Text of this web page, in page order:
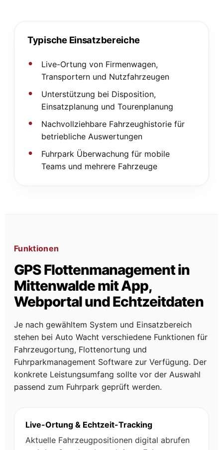
Typische Einsatzbereiche
Live-Ortung von Firmenwagen,
Transportern und Nutzfahrzeugen
Unterstützung bei Disposition,
Einsatzplanung und Tourenplanung
Nachvollziehbare Fahrzeughistorie für
betriebliche Auswertungen
Fuhrpark Überwachung für mobile
Teams und mehrere Fahrzeuge
Funktionen
GPS Flottenmanagement in
Mittenwalde mit App,
Webportal und Echtzeitdaten
Je nach gewähltem System und Einsatzbereich
stehen bei Auto Wacht verschiedene Funktionen für
Fahrzeugortung, Flottenortung und
Fuhrparkmanagement Software zur Verfügung. Der
konkrete Leistungsumfang sollte vor der Auswahl
passend zum Fuhrpark geprüft werden.
Live-Ortung & Echtzeit-Tracking
Aktuelle Fahrzeugpositionen digital abrufen